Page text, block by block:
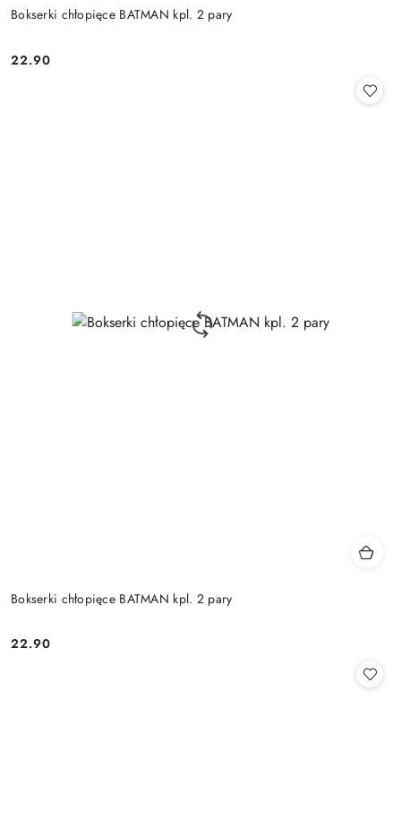
Bokserki chłopięce BATMAN kpl. 2 pary
Cena:
22.90
Bokserki chłopięce BATMAN kpl. 2 pary
Cena:
22.90